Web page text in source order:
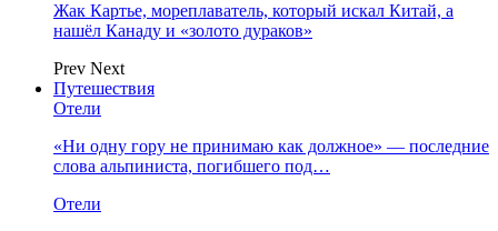
Жак Картье, мореплаватель, который искал Китай, а
нашёл Канаду и «золото дураков»
Prev Next
Путешествия
Отели
«Ни одну гору не принимаю как должное» — последние
слова альпиниста, погибшего под…
Отели